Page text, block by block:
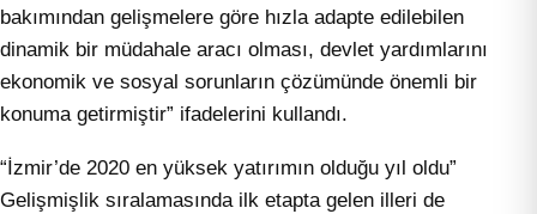
bakımından gelişmelere göre hızla adapte edilebilen
dinamik bir müdahale aracı olması, devlet yardımlarını
ekonomik ve sosyal sorunların çözümünde önemli bir
konuma getirmiştir” ifadelerini kullandı.
“İzmir’de 2020 en yüksek yatırımın olduğu yıl oldu”
Gelişmişlik sıralamasında ilk etapta gelen illeri de